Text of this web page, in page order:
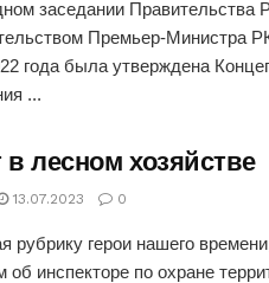
заседании Правительства
Премьер-Министра
года была утверждена
...
лесном хозяйстве
13.07.2023 0
рубрику герои нашего
об инспекторе по охране